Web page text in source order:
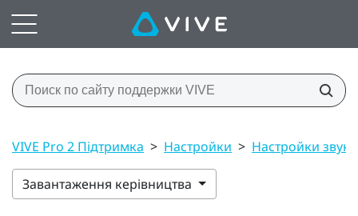
VIVE Pro 2 Підтримка > Настройки > Настройки звука
Завантаження керівництва